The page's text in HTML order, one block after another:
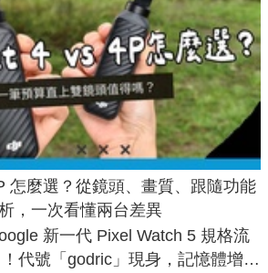
怎麼選？從鏡頭、畫質、跟隨功能
，一次看懂兩台差異
新一代 Pixel Watch 5 規格流
代號「godric」現身，記憶體增強